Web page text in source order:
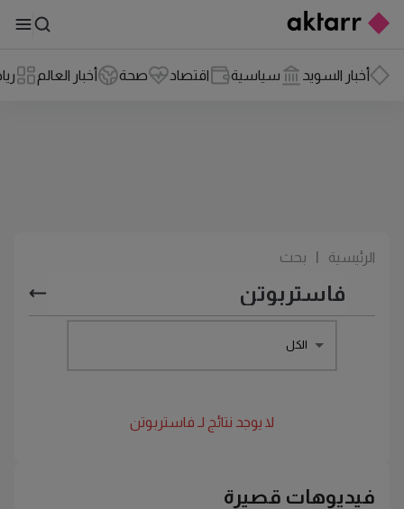
أخبار السويد سياسية اقتصاد صحة أخبار العالم
الرئيسية بحث
الكل
لا يوجد نتائج لـ فاستربوتن
فيديوهات قصيرة